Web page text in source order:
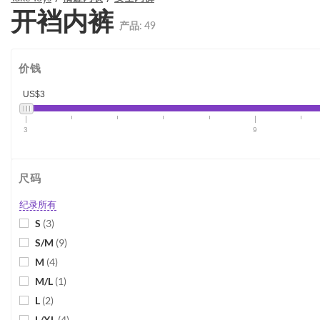
开裆内裤 产品: 49
价钱
US$3
3 9
尺码
纪录所有
S (3)
S/M (9)
M (4)
M/L (1)
L (2)